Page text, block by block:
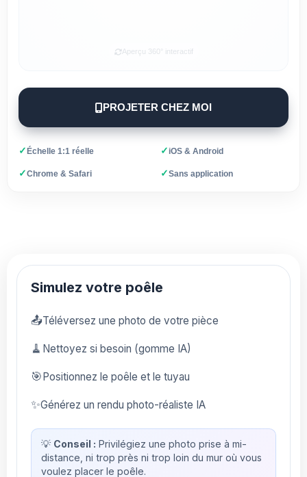
Aperçu 360° interactif
PROJETER CHEZ MOI
✓Échelle 1:1 réelle ✓iOS & Android
✓Chrome & Safari ✓Sans application
Simulez votre poêle
📤Téléversez une photo de votre pièce
🧹 Nettoyez si besoin (gomme IA)
🎯Positionnez le poêle et le tuyau
✨Générez un rendu photo-réaliste IA
💡 Conseil : Privilégiez une photo prise à mi-
distance, ni trop près ni trop loin du mur où vous
voulez placer le poêle.